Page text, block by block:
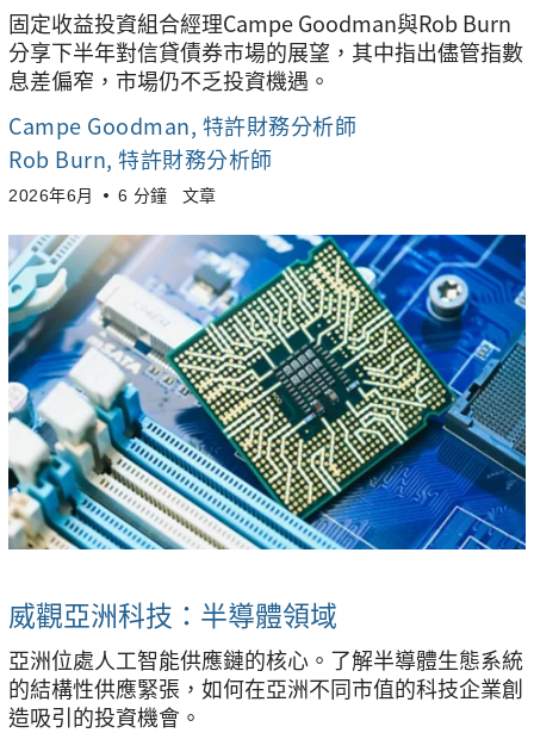
固定收益投資組合經理Campe Goodman與Rob Burn
分享下半年對信貸債券市場的展望，其中指出儘管指數
息差偏窄，市場仍不乏投資機遇。
Campe Goodman, 特許財務分析師
Rob Burn, 特許財務分析師
2026年6月 6 分鐘 文章
威觀亞洲科技：半導體領域
亞洲位處人工智能供應鏈的核心。了解半導體生態系統
的結構性供應緊張，如何在亞洲不同市值的科技企業創
造吸引的投資機會。